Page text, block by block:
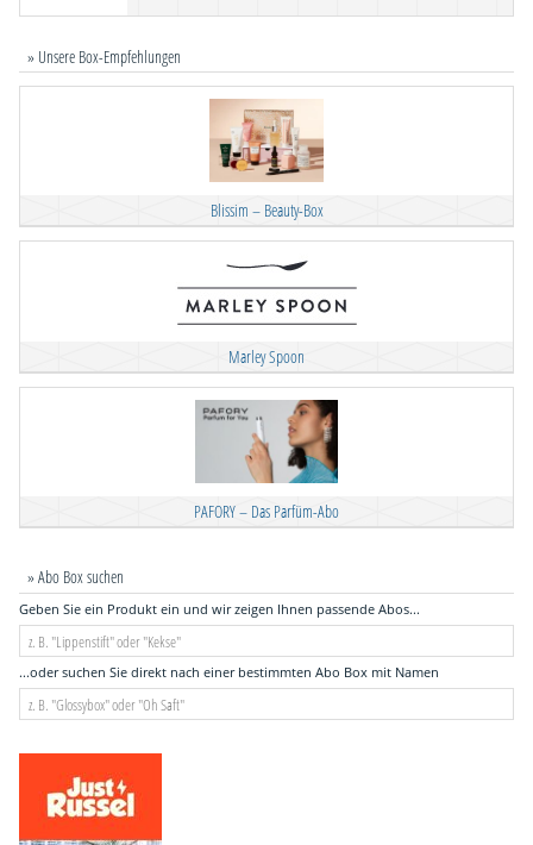
» Unsere Box-Empfehlungen
Blissim – Beauty-Box
Marley Spoon
PAFORY – Das Parfüm-Abo
» Abo Box suchen
Geben Sie ein Produkt ein und wir zeigen Ihnen passende Abos...
...oder suchen Sie direkt nach einer bestimmten Abo Box mit Namen